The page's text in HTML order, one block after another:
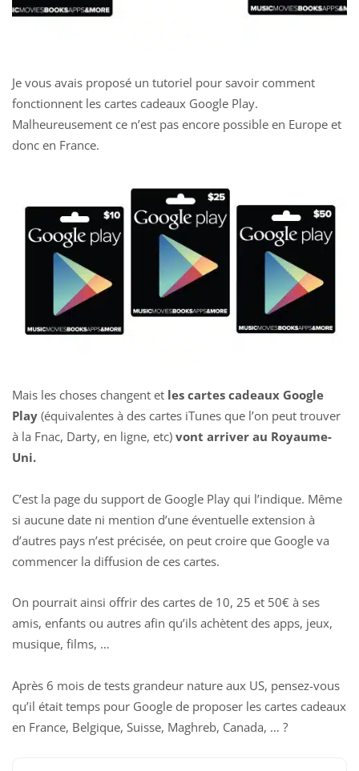
Je vous avais proposé un tutoriel pour savoir comment
fonctionnent les cartes cadeaux Google Play.
Malheureusement ce n’est pas encore possible en Europe et
donc en France.
Mais les choses changent et les cartes cadeaux Google
Play (équivalentes à des cartes iTunes que l’on peut trouver
à la Fnac, Darty, en ligne, etc) vont arriver au Royaume-
Uni.
C’est la page du support de Google Play qui l’indique. Même
si aucune date ni mention d’une éventuelle extension à
d’autres pays n’est précisée, on peut croire que Google va
commencer la diffusion de ces cartes.
On pourrait ainsi offrir des cartes de 10, 25 et 50€ à ses
amis, enfants ou autres afin qu’ils achètent des apps, jeux,
musique, films, …
Après 6 mois de tests grandeur nature aux US, pensez-vous
qu’il était temps pour Google de proposer les cartes cadeaux
en France, Belgique, Suisse, Maghreb, Canada, … ?